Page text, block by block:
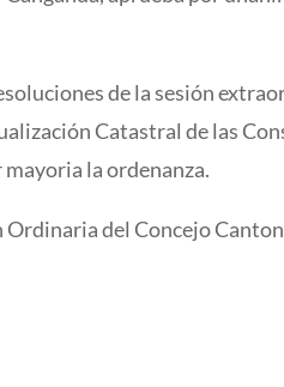
de la sesión
Catastral de las
la ordenanza.
Ordinaria del Concejo